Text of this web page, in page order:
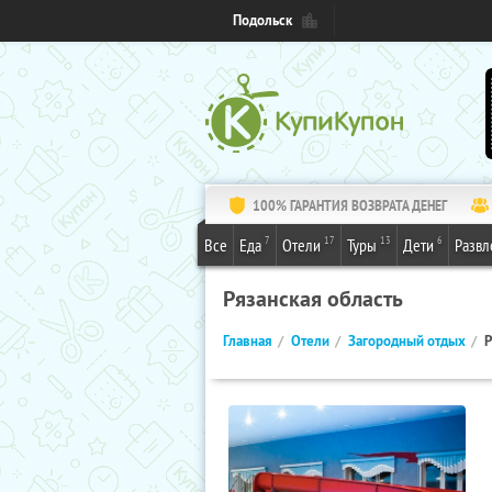
Подольск
100% ГАРАНТИЯ ВОЗВРАТА ДЕНЕГ
Все Еда 7 Отели 17 Туры 13 Дети 6
Рязанская область
Главная Отели Загородный отдых